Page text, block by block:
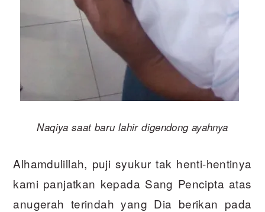
Naqiya saat baru lahir digendong ayahnya
Alhamdulillah, puji syukur tak henti-hentinya
kami panjatkan kepada Sang Pencipta atas
anugerah terindah yang Dia berikan pada